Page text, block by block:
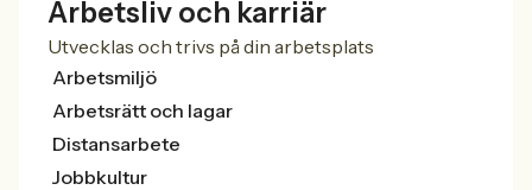
Arbetsliv och karriär
Utvecklas och trivs på din arbetsplats
Arbetsmiljö
Arbetsrätt och lagar
Distansarbete
Jobbkultur